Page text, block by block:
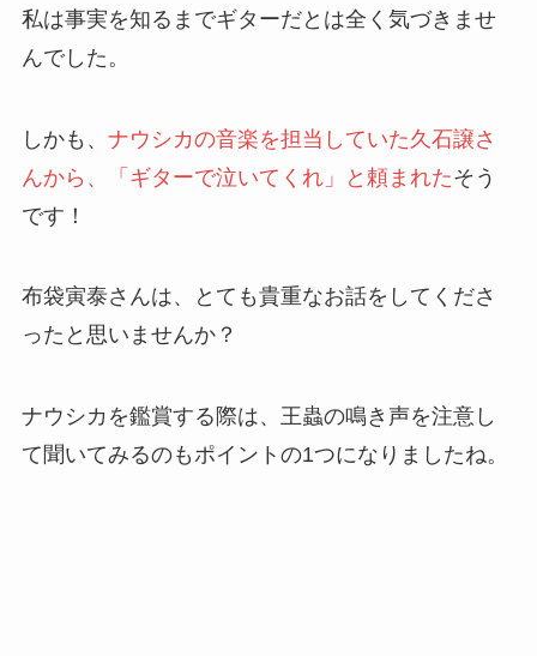
私は事実を知るまでギターだとは全く気づきませ
んでした。
しかも、 ナウシカの音楽を担当していた久石譲さ
んから、「ギターで泣いてくれ」と頼まれたそう
です！
布袋寅泰さんは、とても貴重なお話をしてくださ
ったと思いませんか？
ナウシカを鑑賞する際は、王蟲の鳴き声を注意し
て聞いてみるのもポイントの1つになりましたね。